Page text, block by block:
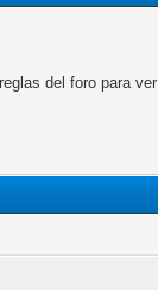
del foro para